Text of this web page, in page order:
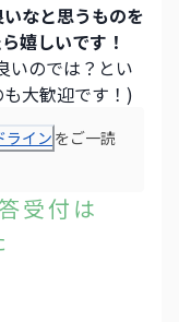
なと思うものを
嬉しいです！
いのでは？とい
大歓迎です！)
ライン をご一読
受付は